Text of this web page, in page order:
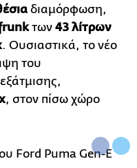
διαμόρφωση,
των 43 λίτρων
. Ουσιαστικά, το νέο
του
, στον πίσω χώρο